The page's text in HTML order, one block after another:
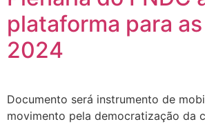
plataforma para
2024
Documento será instrumento de
movimento pela democratização da